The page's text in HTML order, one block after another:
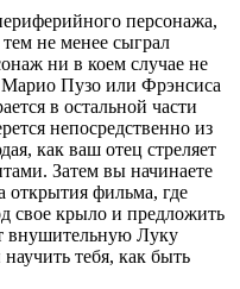
персонажа,
не менее сыграл
ни в коем случае не
Марио Пузо или Фрэнсиса
в остальной части
непосредственно из
как ваш отец стреляет
Затем вы начинаете
открытия фильма, где
свое крыло и предложить
внушительную Луку
тебя, как быть
4 Slim